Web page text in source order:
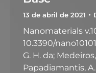
13 de abril de 2021
Nanomaterials
10.3390/
G. H. da;
Papadiamantis,